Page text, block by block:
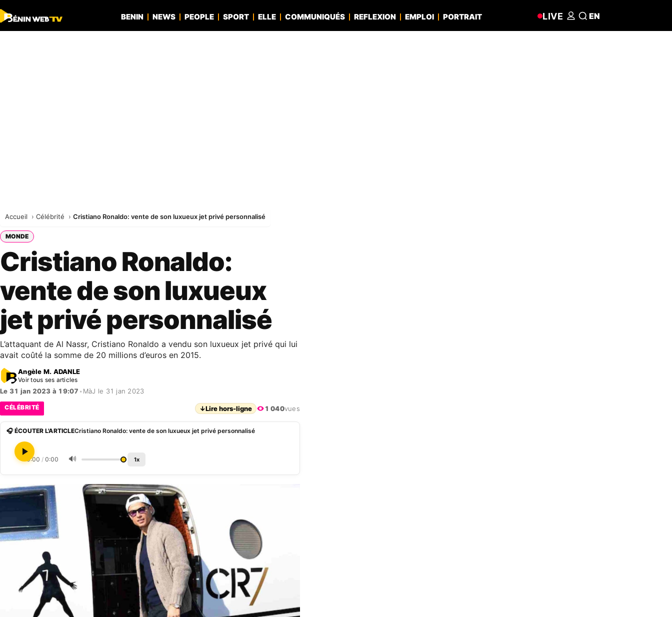
BENIN NEWS PEOPLE SPORT ELLE COMMUNIQUÉS REFLEXION EMPLOI PORTRAIT LIVE EN
Accueil Célébrité Cristiano Ronaldo: vente de son luxueux jet privé personnalisé
MONDE
Cristiano Ronaldo:
vente de son luxueux
jet privé personnalisé
L’attaquant de Al Nassr, Cristiano Ronaldo a vendu son luxueux jet privé qui lui
avait coûté la somme de 20 millions d’euros en 2015.
Angèle M. ADANLE
Voir tous ses articles
Le 31 jan 2023 à 19:07 • MàJ le 31 jan 2023
CÉLÉBRITÉ ↓Lire hors-ligne 1 040vues
🎧 ÉCOUTER L'ARTICLECristiano Ronaldo: vente de son luxueux jet privé personnalisé
0:00 / 0:00 🔊 1x